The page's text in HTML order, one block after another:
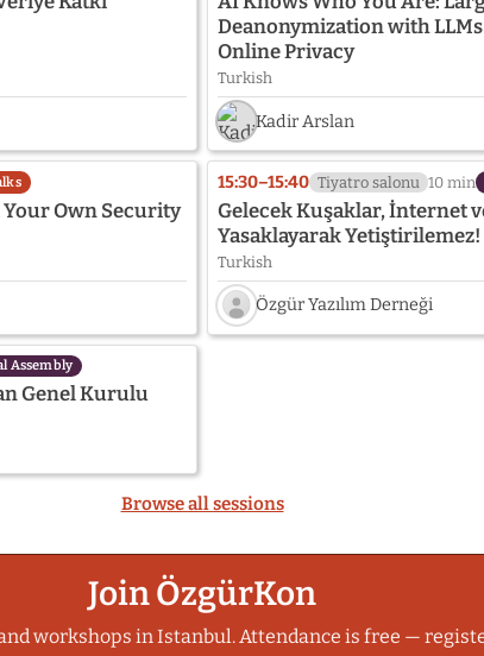
Deanonymization with
Online Privacy
Turkish
Kadir Arslan
Own Security
15:30–15:40 Tiyatro salonu 10 min
Gelecek Kuşaklar, İnternet
Yasaklayarak Yetiştirilemez!
Turkish
Speaker
Derneği
Özgür Yazılım Derneği
Assembly
Genel Kurulu
Browse all sessions
Join ÖzgürKon
workshops in Istanbul. Attendance is free —